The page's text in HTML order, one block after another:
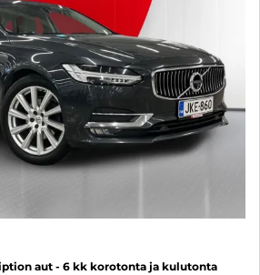
aut - 6 kk korotonta ja kulutonta